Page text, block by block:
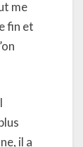
me
fin et
il a